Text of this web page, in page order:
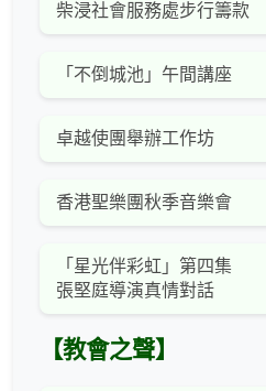
柴浸社會服務處步行籌款
「不倒城池」午間講座
卓越使團舉辦工作坊
香港聖樂團秋季音樂會
「星光伴彩虹」第四集
張堅庭導演真情對話
【教會之聲】